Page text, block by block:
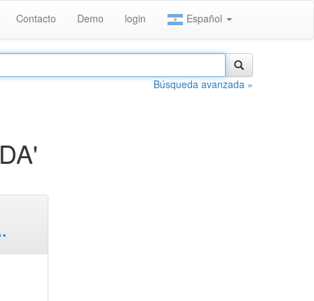
Contacto Demo login Español
Búsqueda avanzada »